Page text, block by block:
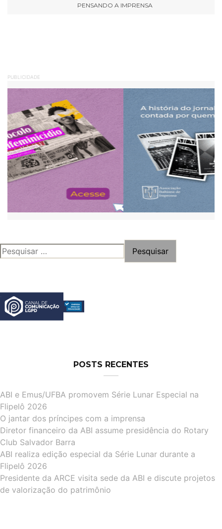
PENSANDO A IMPRENSA
PUBLICIDADE
PESQUISAR
POR:
POSTS RECENTES
ABI e Emus/UFBA promovem Série Lunar Especial na
Flipelô 2026
O jantar dos príncipes com a imprensa
Diretor financeiro da ABI assume presidência do Rotary
Club Salvador Barra
ABI realiza edição especial da Série Lunar durante a
Flipelô 2026
Presidente da ARCE visita sede da ABI e discute projetos
de valorização do patrimônio